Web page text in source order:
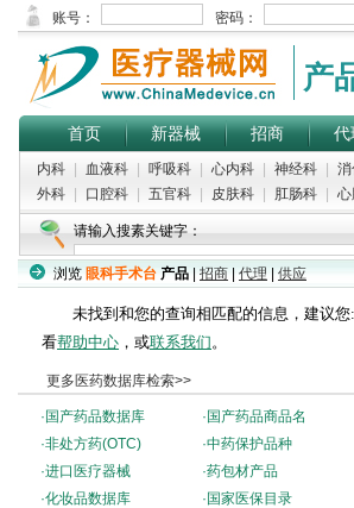
产
首页 新器械 招商 代
内科 血液科 呼吸科 心内科 神经科 消
外科
口腔科 五官科 皮肤科 肛肠科 心
请输入搜素关键字：
浏览 眼科手术台 产品 招商 代理 供应
未找到和您的查询相匹配的信息，建议您:
看帮助中心 ，或联系我们。
更多医药数据库检索>>
· 国产药品数据库 · 国产药品商品名
·非处方药(OTC) ·中药保护品种
·进口医疗器械 ·药包材产品
·化妆品数据库 · 国家医保目录